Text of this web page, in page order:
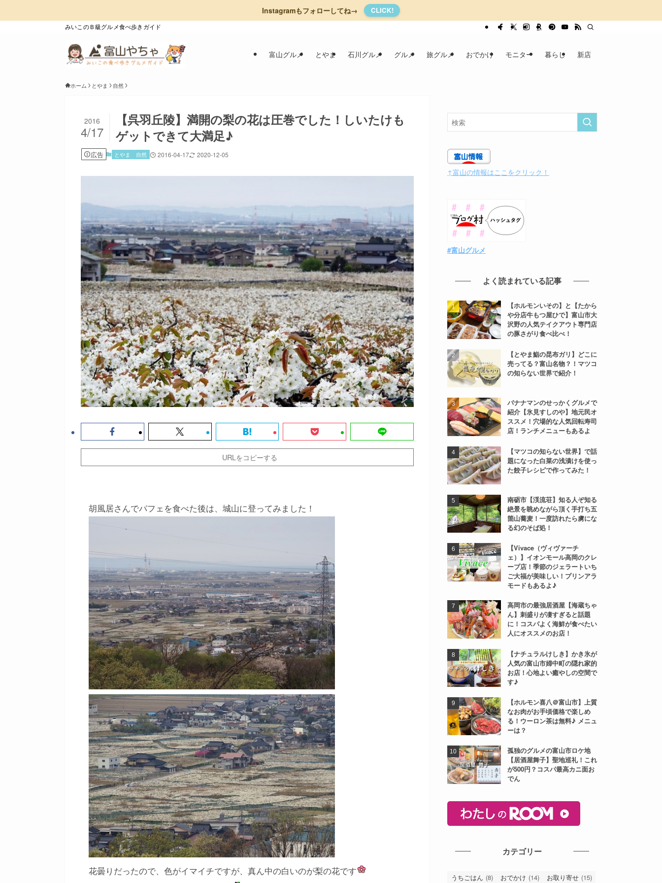
Instagramもフォローしてね→ CLICK!
みいこのＢ級グルメ食べ歩きガイド
富山グルメ とやま 石川グルメ グルメ 旅グルメ おでかけ モニター 暮らし 新店
ホーム とやま 自然
【呉羽丘陵】満開の梨の花は圧巻でした！しいたけも
ゲットできて大満足♪
2016
4/17
広告 とやま 自然 2016-04-17 2020-12-05
URLをコピーする
胡風居さんでパフェを食べた後は、城山に登ってみました！
花曇りだったので、色がイマイチですが、真ん中の白いのが梨の花です
#富山グルメ
よく読まれている記事
【ホルモンいその】と【たから
沢野の人気テイクアウト専門店
の豚さがり食べ比べ！
の知らない世界で紹介！
バナナマンのせっかくグルメで
ススメ！穴場的な人気回転寿司
店！ランチメニューもあるよ
【マツコの知らない世界】で話
題になった白菜の浅漬けを使っ
南砺市【渓流荘】知る人ぞ知る
絶景を眺めながら頂く手打ち五
る幻のそば処！
【Vivace（ヴィヴァーチ
ェ）】イオンモール高岡のクレ
ご大福が美味しい！プリンアラ
モードもあるよ♪
高岡市の最強居酒屋【海蔵ちゃ
に！コスパよく海鮮が食べたい
人にオススメのお店！
【ナチュラルけしき】かき氷が
す♪
【ホルモン喜八＠富山市】上質
ーは？
孤独のグルメの富山市ロケ地